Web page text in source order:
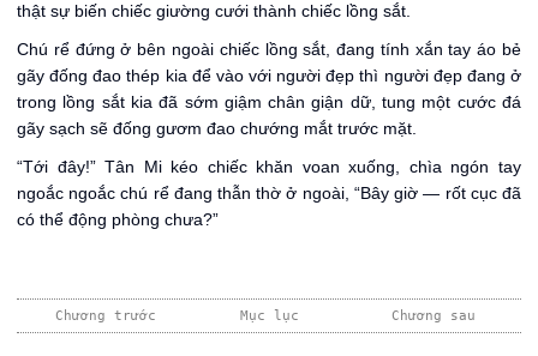
thật sự biến chiếc giường cưới thành chiếc lồng sắt.
Chú rể đứng ở bên ngoài chiếc lồng sắt, đang tính xắn tay áo bẻ
gãy đống đao thép kia để vào với người đẹp thì người đẹp đang ở
trong lồng sắt kia đã sớm giậm chân giận dữ, tung một cước đá
gãy sạch sẽ đống gươm đao chướng mắt trước mặt.
“Tới đây!” Tân Mi kéo chiếc khăn voan xuống, chìa ngón tay
ngoắc ngoắc chú rể đang thẫn thờ ở ngoài, “Bây giờ — rốt cục đã
có thể động phòng chưa?”
Chương trước Mục lục Chương sau